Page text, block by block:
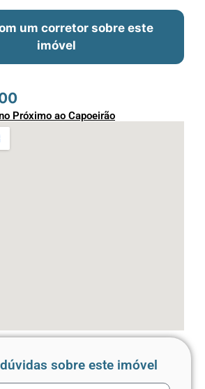
um corretor sobre este
imóvel
Próximo ao Capoeirão
sobre este imóvel